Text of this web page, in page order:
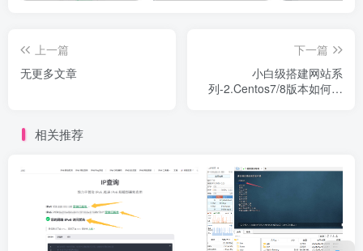
上一篇
无更多文章
下一篇
小白级搭建网站系
列-2.Centos7/8版本如何进
相关推荐